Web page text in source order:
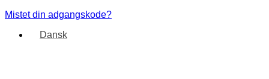
Mistet din adgangskode?
Dansk